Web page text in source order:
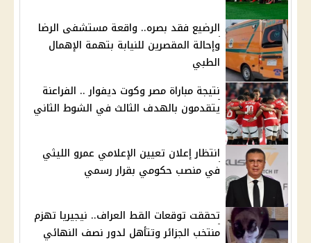
الرضيع فقد بصره.. واقعة مستشفى الرضا
وإحالة المقصرين للنيابة بتهمة الإهمال
الطبي
نتيجة مباراة مصر وكوت ديفوار .. الفراعنة
يتقدمون بالهدف الثالث في الشوط الثاني
انتظار إعلان تعيين الإعلامي عمرو الليثي
في منصب حكومي بقرار رسمي
تحققت توقعات القط العراف.. نيجيريا تهزم
منتخب الجزائر وتتأهل لدور نصف النهائي